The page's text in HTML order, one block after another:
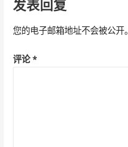
航
发表回复
您的电子邮箱地址不会被公开。
评论*